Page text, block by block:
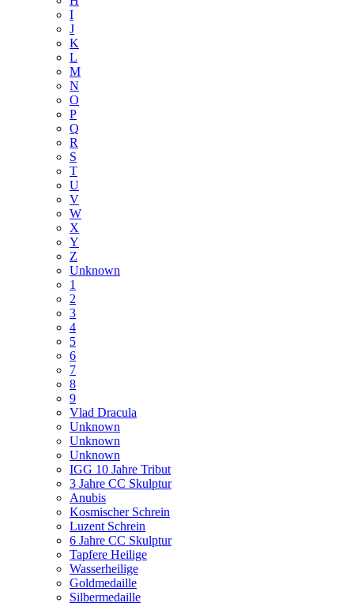
I
J
K
L
M
N
O
P
Q
R
S
T
U
V
W
X
Y
Z
Unknown
1
2
3
4
5
6
7
8
9
Vlad Dracula
Unknown
Unknown
Unknown
IGG 10 Jahre Tribut
3 Jahre CC Skulptur
Anubis
Kosmischer Schrein
Luzent Schrein
6 Jahre CC Skulptur
Tapfere Heilige
Wasserheilige
Goldmedaille
Silbermedaille